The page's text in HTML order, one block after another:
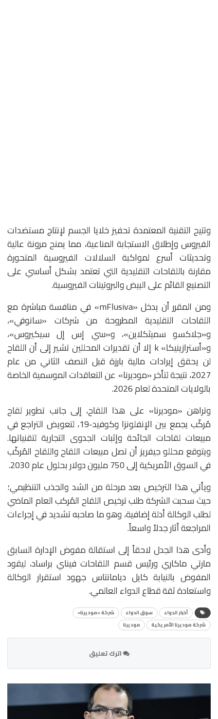
وتتيح التقنية المعتمدة تحفيز خلايا الجسم لإنتاج مستضدات
الفيروس وإطلاق الاستجابة المناعية، مما يمنح مرونة عالية
وتحديثات أسرع لمواكبة السلالات الفيروسية المتحورة
مقارنة باللقاحات التقليدية التي تعتمد بشكل أساسي على
التصنيع القائم على البيض والبروتينات الفيروسية.
ومن المقرر أن يدخل «mFlusiva» في منافسة مباشرة مع
اللقاحات التقليدية المطروحة من شركات «سانوفي»،
و«جلاكسو سميثكلاين»، و«سي إس إل سيكيروس»،
و«أسترازينيكا» k إلا أن تقديرات المحللين تشير إلى أن اللقاح
لن يحقق إيرادات مالية بارزة قبل النصف الثاني من عام
2027، نتيجة لتأخر «موديرنا» عن التعاقدات الموسمية الخاصة
بالولايات المتحدة لعام 2026.
وتراهن «موديرنا» على هذا اللقاح، إلى جانب تطوير لقاح
مُركّب يجمع بين الإنفلونزا وكوفيد-19، لتعويض التراجع في
مبيعات لقاحات الجائحة وإثبات الجدوى التجارية لتقنياتها.
ويتوقع محللو جيفريز أن تصل مبيعات اللقاح واللقاح المُركّب
في السوق الأمريكية إلى 750 مليون دولار بحلول عام 2030.
ويأتي هذا الترخيص بعد مرحلة من الشد والجذب التنظيمي؛
حيث سحبت الشركة طلب ترخيص اللقاح المُركب العام الماضي
لطلب الوكالة أدلة إضافية، وهو ما صاحبه تشديد في إجراءات
المراجعة أثار جدلاً واسعاً.
وأدى هذا الجدل لاحقاً إلى استقالة مفوض الإدارة السابق
مارتي ماكاري ورئيس قسم اللقاحات فيناي براساد، ليقود
المفوض بالنيابة كايل ديامانتاس جهود استقرار الوكالة
واستعادة ثقة قطاع الدواء العالمي.
أخبار الدواء سوق الدواء
شركة «موديرنا»
شركة موديرنا الأمريكية
موديرنا
اترك تعليق